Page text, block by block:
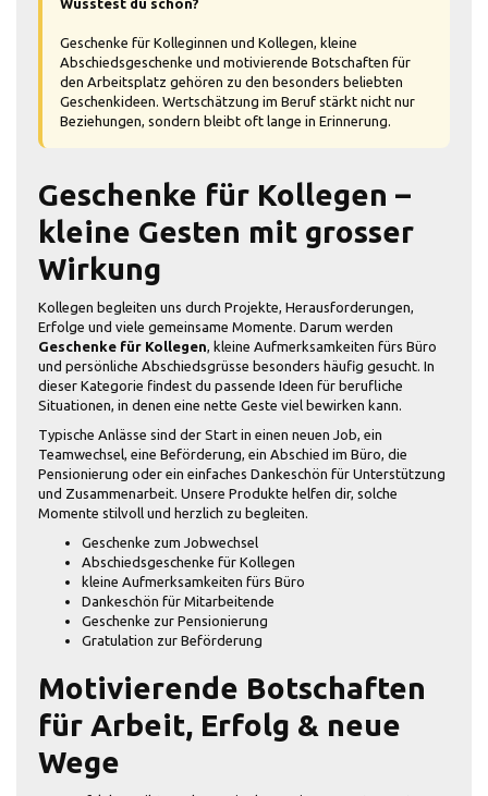
Wusstest du schon?
Geschenke für Kolleginnen und Kollegen, kleine
Abschiedsgeschenke und motivierende Botschaften für
den Arbeitsplatz gehören zu den besonders beliebten
Geschenkideen. Wertschätzung im Beruf stärkt nicht nur
Beziehungen, sondern bleibt oft lange in Erinnerung.
Geschenke für Kollegen –
kleine Gesten mit grosser
Wirkung
Kollegen begleiten uns durch Projekte, Herausforderungen,
Erfolge und viele gemeinsame Momente. Darum werden
Geschenke für Kollegen, kleine Aufmerksamkeiten fürs Büro
und persönliche Abschiedsgrüsse besonders häufig gesucht. In
dieser Kategorie findest du passende Ideen für berufliche
Situationen, in denen eine nette Geste viel bewirken kann.
Typische Anlässe sind der Start in einen neuen Job, ein
Teamwechsel, eine Beförderung, ein Abschied im Büro, die
Pensionierung oder ein einfaches Dankeschön für Unterstützung
und Zusammenarbeit. Unsere Produkte helfen dir, solche
Momente stilvoll und herzlich zu begleiten.
Geschenke zum Jobwechsel
Abschiedsgeschenke für Kollegen
kleine Aufmerksamkeiten fürs Büro
Dankeschön für Mitarbeitende
Geschenke zur Pensionierung
Gratulation zur Beförderung
Motivierende Botschaften
für Arbeit, Erfolg & neue
Wege